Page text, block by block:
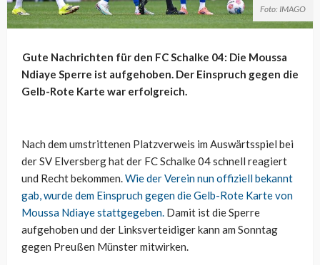
Foto: IMAGO
Gute Nachrichten für den FC Schalke 04: Die Moussa
Ndiaye Sperre ist aufgehoben. Der Einspruch gegen die
Gelb-Rote Karte war erfolgreich.
Nach dem umstrittenen Platzverweis im Auswärtsspiel bei
der SV Elversberg hat der FC Schalke 04 schnell reagiert
und Recht bekommen.Wie der Verein nun offiziell bekannt
gab, wurde dem Einspruch gegen die Gelb-Rote Karte von
Moussa Ndiaye stattgegeben. Damit ist die Sperre
aufgehoben und der Linksverteidiger kann am Sonntag
gegen Preußen Münster mitwirken.